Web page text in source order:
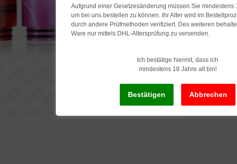
7,45
incl. 19% VAT ,
Delivery
x
This item
Aufgrund einer Gesetzesänderung müssen Sie mindestens
um bei uns bestellen zu können. Ihr Alter wird im
durch andere Prüfmethoden verifiziert. Des weiteren
Ware nur mittels DHL-Altersprüfung zu versenden.
Ich bestätige hiermit, dass ich
mindestens 18 Jahre alt bin!